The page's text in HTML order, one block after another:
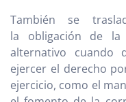
También se
la obligación de
alternativo cuando
ejercer el derecho
ejercicio, como el